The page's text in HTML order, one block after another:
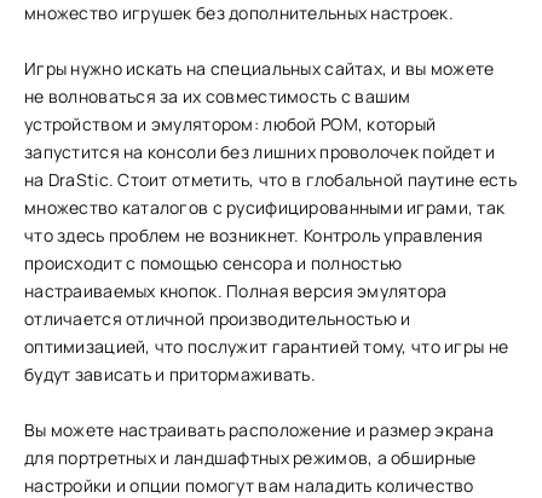
множество игрушек без дополнительных настроек.
Игры нужно искать на специальных сайтах, и вы можете
не волноваться за их совместимость с вашим
устройством и эмулятором: любой РОМ, который
запустится на консоли без лишних проволочек пойдет и
на DraStic. Стоит отметить, что в глобальной паутине есть
множество каталогов с русифицированными играми, так
что здесь проблем не возникнет. Контроль управления
происходит с помощью сенсора и полностью
настраиваемых кнопок. Полная версия эмулятора
отличается отличной производительностью и
оптимизацией, что послужит гарантией тому, что игры не
будут зависать и притормаживать.
Вы можете настраивать расположение и размер экрана
для портретных и ландшафтных режимов, а обширные
настройки и опции помогут вам наладить количество